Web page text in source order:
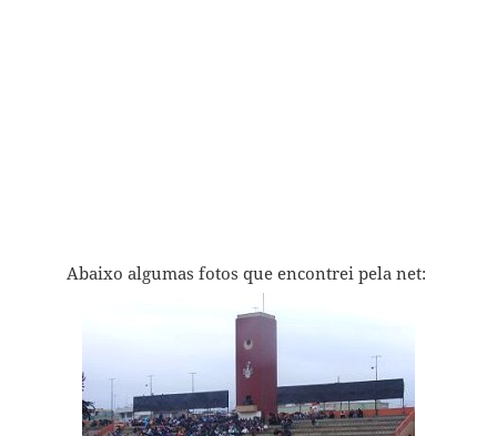
Abaixo algumas fotos que encontrei pela net: